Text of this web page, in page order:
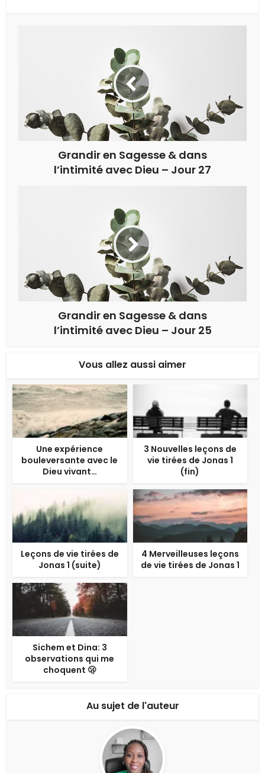
Grandir en Sagesse & dans
l’intimité avec Dieu – Jour 27
Grandir en Sagesse & dans
l’intimité avec Dieu – Jour 25
Vous allez aussi aimer
Une expérience
bouleversante avec le
Dieu vivant…
3 Nouvelles leçons de
vie tirées de Jonas 1
(fin)
Leçons de vie tirées de
Jonas 1 (suite)
4 Merveilleuses leçons
de vie tirées de Jonas 1
Sichem et Dina: 3
observations qui me
choquent 🫢
Au sujet de l'auteur